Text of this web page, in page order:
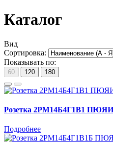
Каталог
Вид
Сортировка:
Показывать по:
60 120 180
Розетка 2РМ14Б4Г1В1
Подробнее